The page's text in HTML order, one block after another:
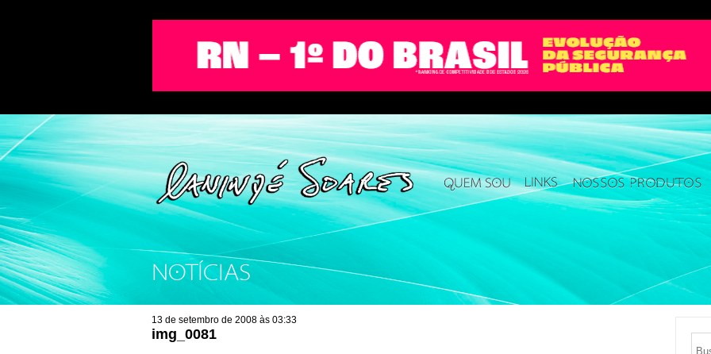
NOTÍCIAS
13 de setembro de 2008 às 03:33
img_0081